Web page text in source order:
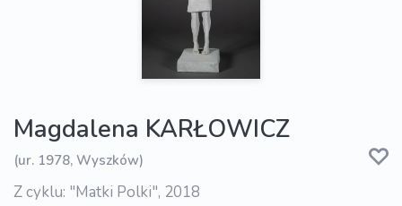
Magdalena KARŁOWICZ
(ur. 1978, Wyszków)
Z cyklu: "Matki Polki", 2018